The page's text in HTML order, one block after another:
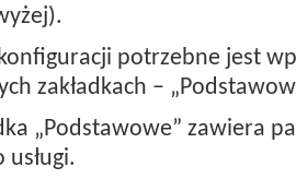
potrzebne jest
zakładkach –
„Podstawowe” zawiera